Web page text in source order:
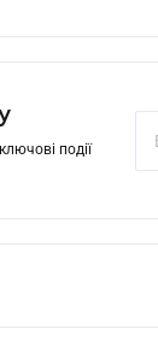
події